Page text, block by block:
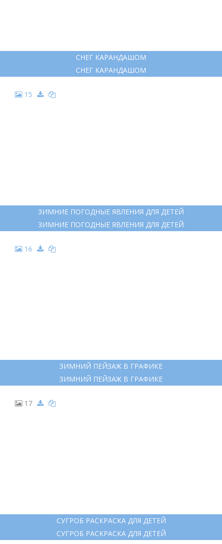
СНЕГ КАРАНДАШОМ
СНЕГ КАРАНДАШОМ
15
ЗИМНИЕ ПОГОДНЫЕ ЯВЛЕНИЯ ДЛЯ ДЕТЕЙ
ЗИМНИЕ ПОГОДНЫЕ ЯВЛЕНИЯ ДЛЯ ДЕТЕЙ
16
ЗИМНИЙ ПЕЙЗАЖ В ГРАФИКЕ
ЗИМНИЙ ПЕЙЗАЖ В ГРАФИКЕ
17
СУГРОБ РАСКРАСКА ДЛЯ ДЕТЕЙ
СУГРОБ РАСКРАСКА ДЛЯ ДЕТЕЙ